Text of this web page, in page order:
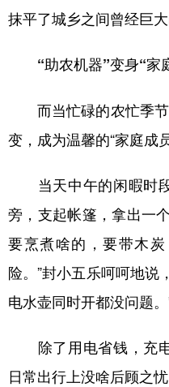
抹平了城乡之间曾经巨大
“助农机器”变身“家
而当忙碌的农忙季节
变，成为温馨的“家庭成员
当天中午的闲暇时
旁，支起帐篷，拿出一
要烹煮啥的，要带木
险。”封小五乐呵呵地说
电水壶同时开都没问题。
除了用电省钱，充
日常出行上没啥后顾之忧